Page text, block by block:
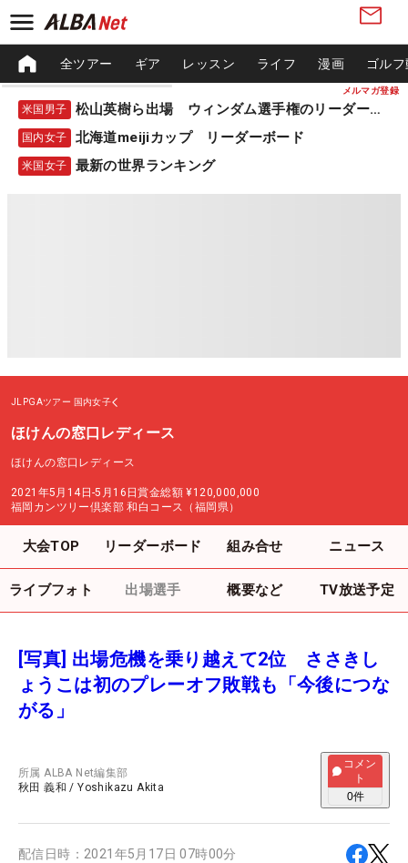
メルマガ登録
全ツアー ギア レッスン ライフ 漫画 ゴル
米国男子 松山英樹ら出場 ウィンダム選手権のリーダーボード
国内女子 北海道meijiカップ リーダーボード
米国女子 最新の世界ランキング
JLPGAツアー 国内女子
ほけんの窓口レディース
ほけんの窓口レディース
2021年5月14日-5月16日賞金総額 ¥120,000,000
福岡カンツリー倶楽部 和白コース（福岡県）
大会TOP リーダーボード 組み合せ ニュース
ライブフォト 出場選手 概要など TV放送予定
[写真] 出場危機を乗り越えて2位 ささきし
ょうこは初のプレーオフ敗戦も「今後につな
がる」
所属ALBA Net編集部
秋田 義和 /Yoshikazu Akita
コメン
ト
0件
配信日時： 2021年5月17日 07時00分